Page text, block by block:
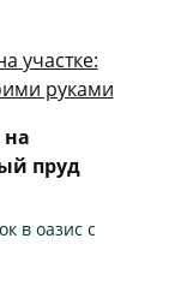
пруд
в оазис с